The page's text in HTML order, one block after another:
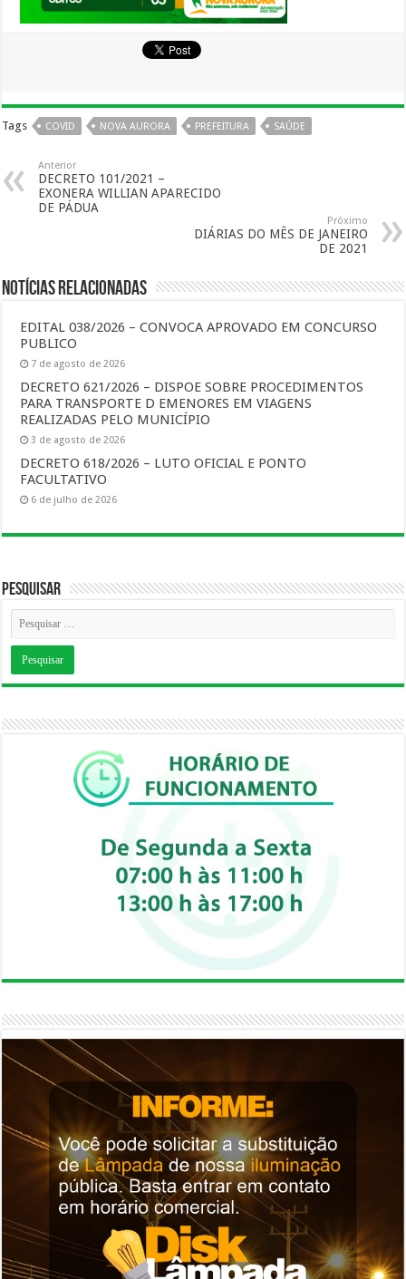
Tags COVID NOVA AURORA PREFEITURA SAÚDE
Anterior
DECRETO 101/2021 –
EXONERA WILLIAN APARECIDO
DE PÁDUA
Próximo
DIÁRIAS DO MÊS DE JANEIRO
DE 2021
Notícias Relacionadas
EDITAL 038/2026 – CONVOCA APROVADO EM CONCURSO
PUBLICO
7 de agosto de 2026
DECRETO 621/2026 – DISPOE SOBRE PROCEDIMENTOS
PARA TRANSPORTE D EMENORES EM VIAGENS
REALIZADAS PELO MUNICÍPIO
3 de agosto de 2026
DECRETO 618/2026 – LUTO OFICIAL E PONTO
FACULTATIVO
6 de julho de 2026
Pesquisar